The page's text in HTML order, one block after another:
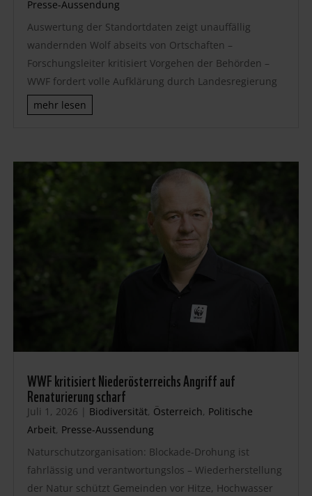
Presse-Aussendung
Auswertung der Standortdaten zeigt unauffällig
wandernden Wolf abseits von Ortschaften –
Forschungsleiter kritisiert Vorgehen der Behörden –
WWF fordert volle Aufklärung durch Landesregierung
mehr lesen
WWF kritisiert Niederösterreichs Angriff auf
Renaturierung scharf
Juli 1, 2026 | Biodiversität, Österreich, Politische
Arbeit, Presse-Aussendung
Naturschutzorganisation: Blockade-Drohung ist
fahrlässig und verantwortungslos – Wiederherstellung
der Natur schützt Gemeinden vor Hitze, Hochwasser